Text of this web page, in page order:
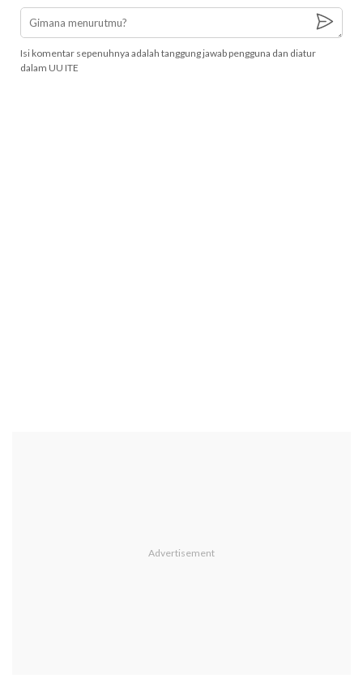
Isi komentar sepenuhnya adalah tanggung jawab pengguna dan diatur
dalam UU ITE